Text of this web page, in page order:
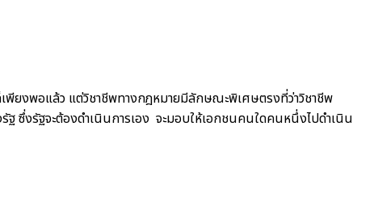
ยงพอแล้ว แต่วิชาชีพทางกฎหมายมีลักษณะพิเศษตรงที่ว่าวิชาชีพ
ซึ่งรัฐจะต้องดำเนินการเอง จะมอบให้เอกชนคนใดคนหนึ่งไปดำเนิน